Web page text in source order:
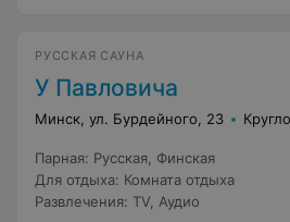
РУССКАЯ САУНА
У Павловича
Минск, ул. Бурдейного, 23
Парная: Русская Финская
Для отдыха: Комната отдыха
Развлечения: TV Аудио